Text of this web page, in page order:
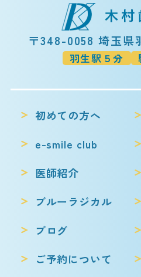
〒348-0058 埼玉県
羽生駅５分
初めての方へ
e-smile club
医師紹介
ブルーラジカル
ブログ
ご予約について